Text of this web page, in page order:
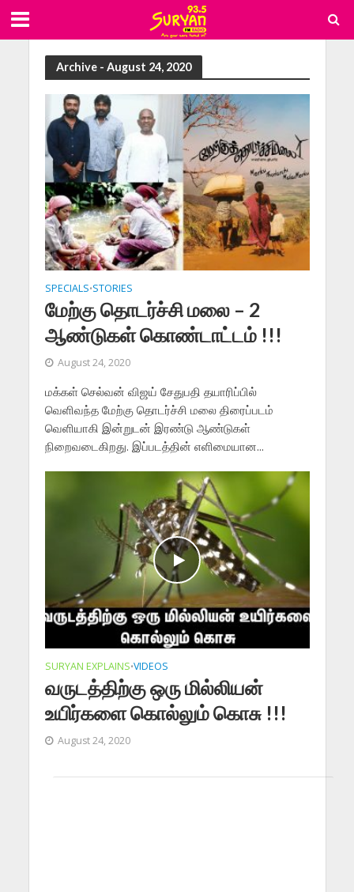
Archive - August 24, 2020
SPECIALS•STORIES
மேற்கு தொடர்ச்சி மலை – 2
ஆண்டுகள் கொண்டாட்டம் !!!
August 24, 2020
மக்கள் செல்வன் விஜய் சேதுபதி தயாரிப்பில்
வெளிவந்த மேற்கு தொடர்ச்சி மலை திரைப்படம்
வெளியாகி இன்றுடன் இரண்டு ஆண்டுகள்
நிறைவடைகிறது. இப்படத்தின் எளிமையான...
SURYAN EXPLAINS•VIDEOS
வருடத்திற்கு ஒரு மில்லியன்
உயிர்களை கொல்லும் கொசு !!!
August 24, 2020